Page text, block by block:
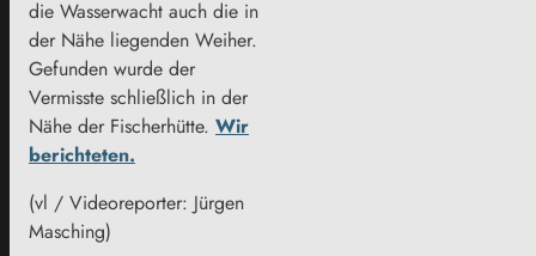
die Wasserwacht auch die in
der Nähe liegenden Weiher.
Gefunden wurde der
Vermisste schließlich in der
Nähe der Fischerhütte. Wir
berichteten.
(vl / Videoreporter: Jürgen
Masching)